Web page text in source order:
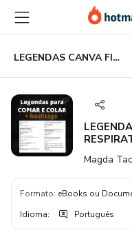
para
conteúdo
principal
para
pagamento
para
rodapé
LEGENDAS CANVA FISIOTERAPIA RESPIRATORIA
Magda
Formato: eBooks ou
Idioma: Português